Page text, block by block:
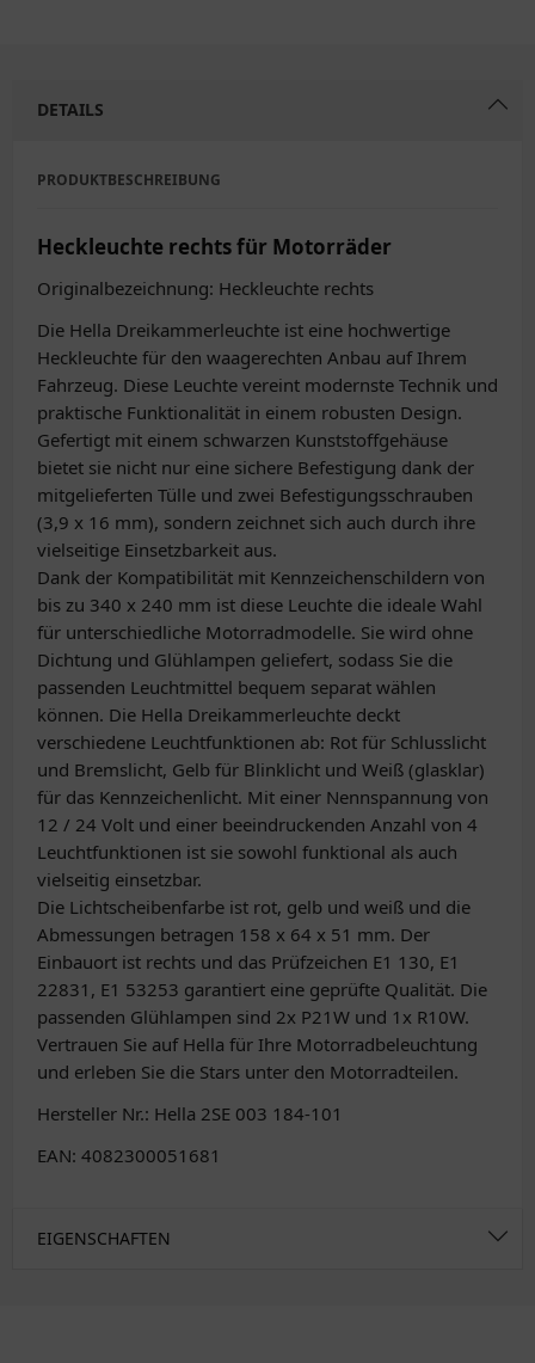
DETAILS
PRODUKTBESCHREIBUNG
Heckleuchte rechts für Motorräder
Originalbezeichnung: Heckleuchte rechts
Die Hella Dreikammerleuchte ist eine hochwertige
Heckleuchte für den waagerechten Anbau auf Ihrem
Fahrzeug. Diese Leuchte vereint modernste Technik und
praktische Funktionalität in einem robusten Design.
Gefertigt mit einem schwarzen Kunststoffgehäuse
bietet sie nicht nur eine sichere Befestigung dank der
mitgelieferten Tülle und zwei Befestigungsschrauben
(3,9 x 16 mm), sondern zeichnet sich auch durch ihre
vielseitige Einsetzbarkeit aus.
Dank der Kompatibilität mit Kennzeichenschildern von
bis zu 340 x 240 mm ist diese Leuchte die ideale Wahl
für unterschiedliche Motorradmodelle. Sie wird ohne
Dichtung und Glühlampen geliefert, sodass Sie die
passenden Leuchtmittel bequem separat wählen
können. Die Hella Dreikammerleuchte deckt
verschiedene Leuchtfunktionen ab: Rot für Schlusslicht
und Bremslicht, Gelb für Blinklicht und Weiß (glasklar)
für das Kennzeichenlicht. Mit einer Nennspannung von
12 / 24 Volt und einer beeindruckenden Anzahl von 4
Leuchtfunktionen ist sie sowohl funktional als auch
vielseitig einsetzbar.
Die Lichtscheibenfarbe ist rot, gelb und weiß und die
Abmessungen betragen 158 x 64 x 51 mm. Der
Einbauort ist rechts und das Prüfzeichen E1 130, E1
22831, E1 53253 garantiert eine geprüfte Qualität. Die
passenden Glühlampen sind 2x P21W und 1x R10W.
Vertrauen Sie auf Hella für Ihre Motorradbeleuchtung
und erleben Sie die Stars unter den Motorradteilen.
Hersteller Nr.: Hella 2SE 003 184-101
EAN: 4082300051681
EIGENSCHAFTEN